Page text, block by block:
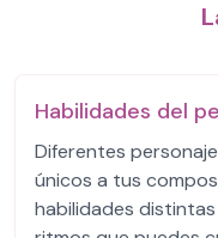
Habilidades del
Diferentes
únicos a tus
habilidades